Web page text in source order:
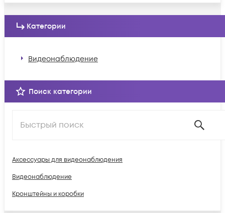
Категории
Видеонаблюдение
Поиск категории
Аксессуары для видеонаблюдения
Видеонаблюдение
Кронштейны и коробки